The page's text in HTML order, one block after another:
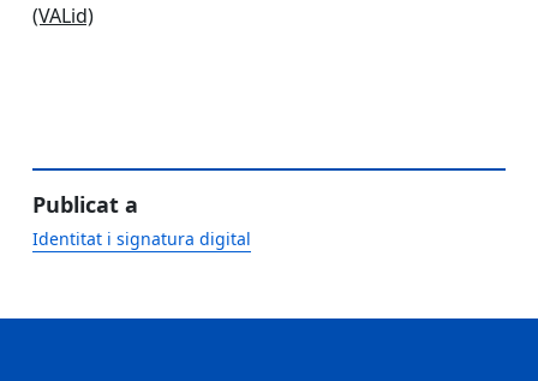
(VALid)
Publicat a
Identitat i signatura digital